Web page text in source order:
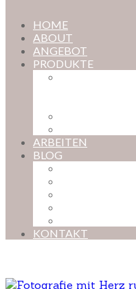
HOME
ABOUT
ANGEBOT
PRODUKTE
ARBEITEN
BLOG
KONTAKT